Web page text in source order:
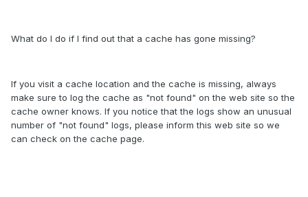
What do I do if I find out that a cache has gone missing?
If you visit a cache location and the cache is missing, always
make sure to log the cache as "not found" on the web site so the
cache owner knows. If you notice that the logs show an unusual
number of "not found" logs, please inform this web site so we
can check on the cache page.